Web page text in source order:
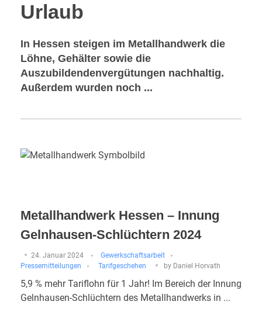
Urlaub
In Hessen steigen im Metallhandwerk die
Löhne, Gehälter sowie die
Auszubildendenvergütungen nachhaltig.
Außerdem wurden noch ...
Metallhandwerk Hessen – Innung
Gelnhausen-Schlüchtern 2024
24. Januar 2024
Gewerkschaftsarbeit
Pressemitteilungen
Tarifgeschehen by Daniel Horvath
5,9 % mehr Tariflohn für 1 Jahr! Im Bereich der Innung
Gelnhausen-Schlüchtern des Metallhandwerks in ...